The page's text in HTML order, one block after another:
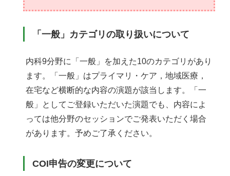
「一般」カテゴリの取り扱いについて
内科9分野に「一般」を加えた10のカテゴリがあり
ます。「一般」はプライマリ・ケア，地域医療，
在宅など横断的な内容の演題が該当します。「一
般」としてご登録いただいた演題でも、内容によ
っては他分野のセッションでご発表いただく場合
があります。予めご了承ください。
COI申告の変更について